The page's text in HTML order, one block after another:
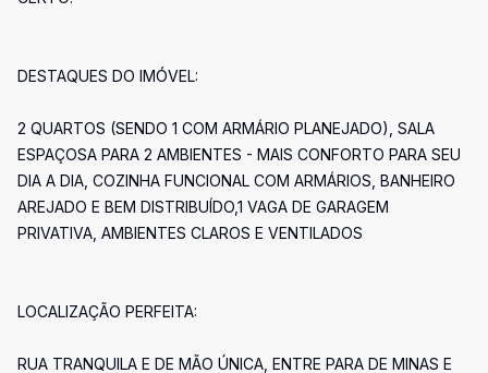
DESTAQUES DO IMÓVEL:
2 QUARTOS (SENDO 1 COM ARMÁRIO PLANEJADO), SALA
ESPAÇOSA PARA 2 AMBIENTES - MAIS CONFORTO PARA SEU
DIA A DIA, COZINHA FUNCIONAL COM ARMÁRIOS, BANHEIRO
AREJADO E BEM DISTRIBUÍDO,1 VAGA DE GARAGEM
PRIVATIVA, AMBIENTES CLAROS E VENTILADOS
LOCALIZAÇÃO PERFEITA:
RUA TRANQUILA E DE MÃO ÚNICA, ENTRE PARA DE MINAS E